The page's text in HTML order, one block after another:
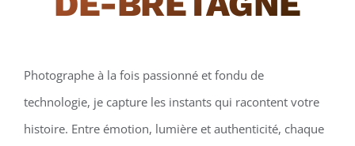
Photographe à la fois passionné et fondu de
technologie, je capture les instants qui racontent votre
histoire. Entre émotion, lumière et authenticité, chaque